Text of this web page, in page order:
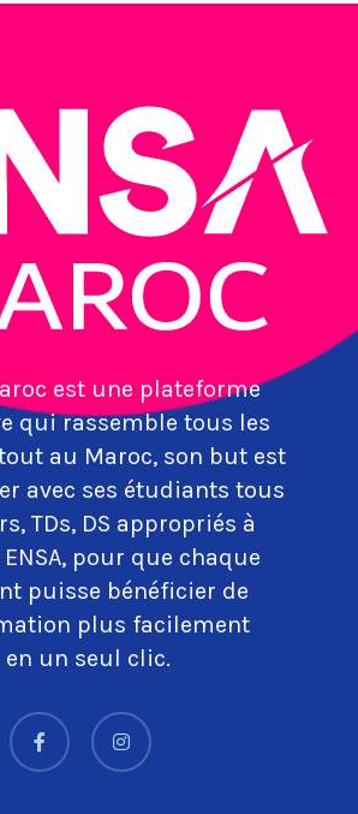
est une plateforme
qui rassemble tous les
au Maroc, son but est
avec ses étudiants tous
TDs, DS appropriés à
pour que chaque
puisse bénéficier de
plus facilement
en un seul clic.